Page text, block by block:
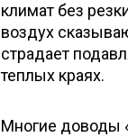
климат без
воздух
страдает
теплых краях.
Многие доводы